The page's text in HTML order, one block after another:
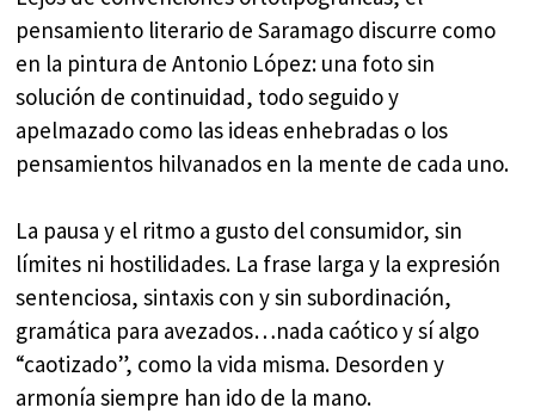
pensamiento literario de Saramago discurre como
en la pintura de Antonio López: una foto sin
solución de continuidad, todo seguido y
apelmazado como las ideas enhebradas o los
pensamientos hilvanados en la mente de cada uno.
La pausa y el ritmo a gusto del consumidor, sin
límites ni hostilidades. La frase larga y la expresión
sentenciosa, sintaxis con y sin subordinación,
gramática para avezados…nada caótico y sí algo
“caotizado”, como la vida misma. Desorden y
armonía siempre han ido de la mano.